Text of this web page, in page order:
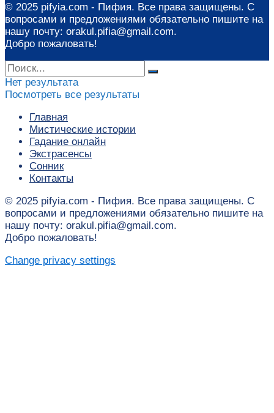
© 2025 pifyia.com - Пифия. Все права защищены. С
вопросами и предложениями обязательно пишите на
нашу почту: orakul.pifia@gmail.com.
Добро пожаловать!
Нет результата
Посмотреть все результаты
Главная
Мистические истории
Гадание онлайн
Экстрасенсы
Сонник
Контакты
© 2025 pifyia.com - Пифия. Все права защищены. С
вопросами и предложениями обязательно пишите на
нашу почту: orakul.pifia@gmail.com.
Добро пожаловать!
Change privacy settings